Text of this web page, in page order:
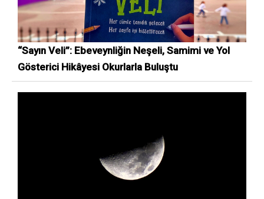
“Sayın Veli”: Ebeveynliğin Neşeli, Samimi ve Yol
Gösterici Hikâyesi Okurlarla Buluştu